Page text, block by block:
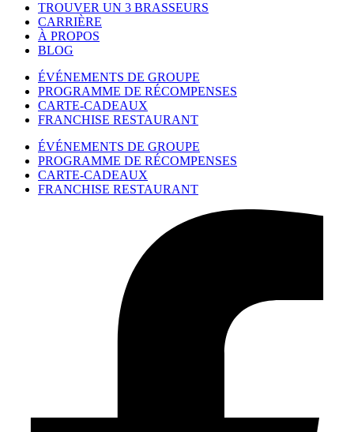
TROUVER UN 3 BRASSEURS
CARRIÈRE
À PROPOS
BLOG
ÉVÉNEMENTS DE GROUPE
PROGRAMME DE RÉCOMPENSES
CARTE-CADEAUX
FRANCHISE RESTAURANT
ÉVÉNEMENTS DE GROUPE
PROGRAMME DE RÉCOMPENSES
CARTE-CADEAUX
FRANCHISE RESTAURANT